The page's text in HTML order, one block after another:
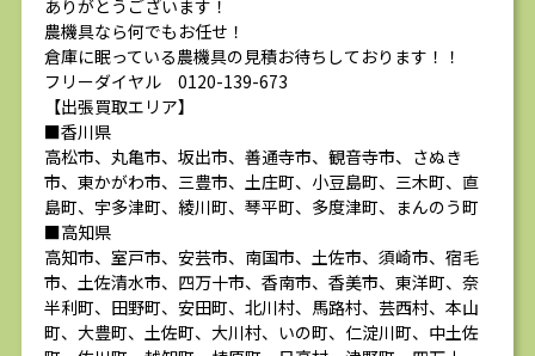
ありがとうございます！
農機具なら何でもお任せ！
倉庫に眠っている農機具の見積お待ちしております！！
フリーダイヤル 0120-139-673
【出張買取エリア】
■香川県
高松市、丸亀市、坂出市、善通寺市、観音寺市、さぬき
市、東かがわ市、三豊市、土庄町、小豆島町、三木町、直
島町、宇多津町、綾川町、琴平町、多度津町、まんのう町
■高知県
高知市、室戸市、安芸市、南国市、土佐市、須崎市、宿毛
市、土佐清水市、四万十市、香南市、香美市、東洋町、奈
半利町、田野町、安田町、北川村、馬路村、芸西村、本山
町、大豊町、土佐町、大川村、いの町、仁淀川町、中土佐